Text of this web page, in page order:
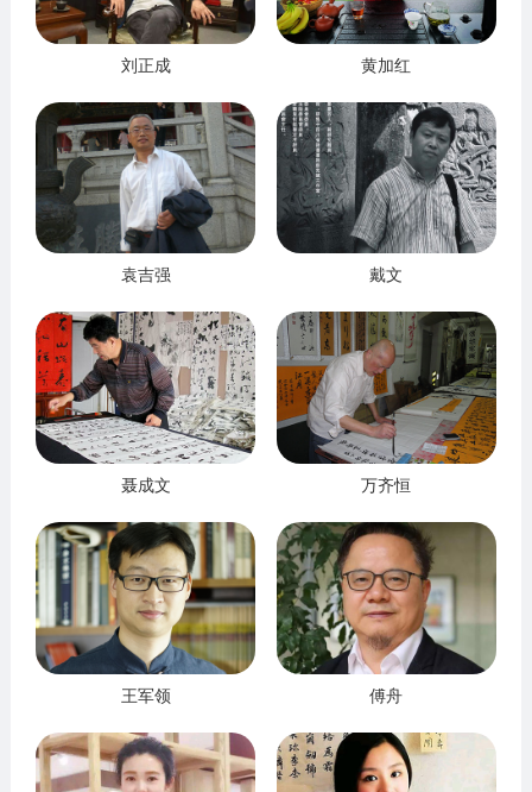
刘正成 黄加红
袁吉强 戴文
聂成文 万齐恒
王军领 傅舟